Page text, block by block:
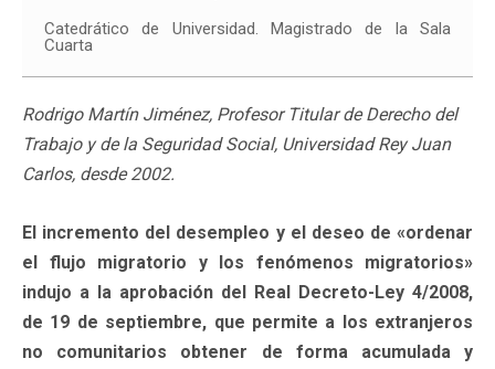
Catedrático de Universidad. Magistrado de la Sala
Cuarta
Rodrigo Martín Jiménez, Profesor Titular de Derecho del
Trabajo y de la Seguridad Social, Universidad Rey Juan
Carlos, desde 2002.
El incremento del desempleo y el deseo de «ordenar
el flujo migratorio y los fenómenos migratorios»
indujo a la aprobación del Real Decreto-Ley 4/2008,
de 19 de septiembre, que permite a los extranjeros
no comunitarios obtener de forma acumulada y